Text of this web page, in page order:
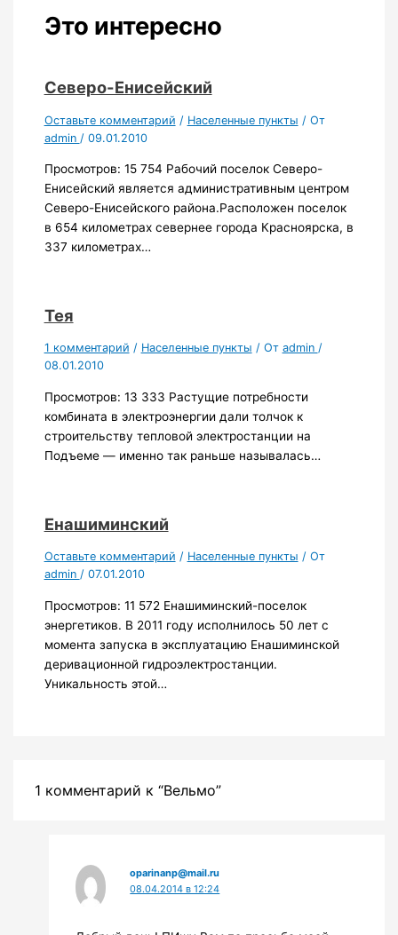
Это интересно
Северо-Енисейский
Оставьте комментарий / Населенные пункты / От
admin / 09.01.2010
Просмотров: 15 754 Рабочий поселок Северо-
Енисейский является административным центром
Северо-Енисейского района.Расположен поселок
в 654 километрах севернее города Красноярска, в
337 километрах…
Тея
1 комментарий / Населенные пункты / От admin /
08.01.2010
Просмотров: 13 333 Растущие потребности
комбината в электроэнергии дали толчок к
строительству тепловой электростанции на
Подъеме — именно так раньше называлась…
Енашиминский
Оставьте комментарий / Населенные пункты / От
admin / 07.01.2010
Просмотров: 11 572 Енашиминский-поселок
энергетиков. В 2011 году исполнилось 50 лет с
момента запуска в эксплуатацию Енашиминской
деривационной гидроэлектростанции.
Уникальность этой…
1 комментарий к “Вельмо”
oparinanp@mail.ru
08.04.2014 в 12:24